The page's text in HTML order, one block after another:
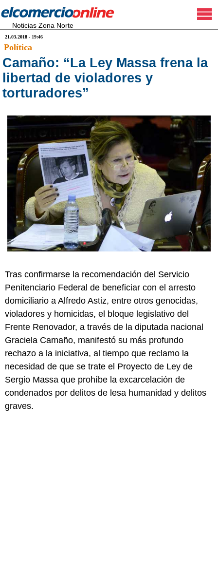
Noticias Zona Norte
21.03.2018 - 19:46
Política
Camaño: “La Ley Massa frena la
libertad de violadores y
torturadores”
Tras confirmarse la recomendación del Servicio
Penitenciario Federal de beneficiar con el arresto
domiciliario a Alfredo Astiz, entre otros genocidas,
violadores y homicidas, el bloque legislativo del
Frente Renovador, a través de la diputada nacional
Graciela Camaño, manifestó su más profundo
rechazo a la iniciativa, al tiempo que reclamo la
necesidad de que se trate el Proyecto de Ley de
Sergio Massa que prohíbe la excarcelación de
condenados por delitos de lesa humanidad y delitos
graves.